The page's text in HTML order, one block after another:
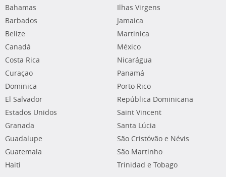
Bahamas
Barbados
Belize
Canadá
Costa Rica
Curaçao
Dominica
El Salvador
Estados Unidos
Granada
Guadalupe
Guatemala
Haiti
Ilhas Virgens
Jamaica
Martinica
México
Nicarágua
Panamá
Porto Rico
República Dominicana
Saint Vincent
Santa Lúcia
São Cristóvão e Névis
São Martinho
Trinidad e Tobago